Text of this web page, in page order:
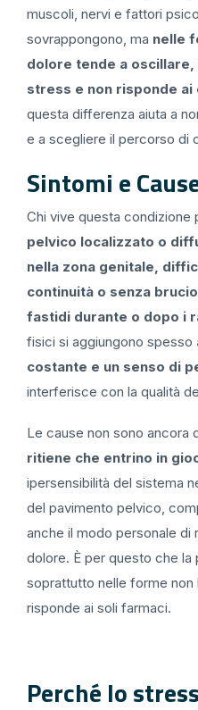
muscoli, nervi e fattori
sovrappongono, ma nelle
dolore tende a
stress e non risponde ai
questa differenza aiuta a
e a scegliere il percorso di
Sintomi e
Chi vive questa condizione
pelvico localizzato o
nella zona genitale,
continuità o senza
fastidi durante o dopo i
fisici si aggiungono spesso
costante e un senso di
interferisce con la qualità
Le cause non sono ancora
ritiene che entrino in
ipersensibilità del sistema
del pavimento pelvico,
anche il modo personale di
dolore. È per questo che
soprattutto nelle forme
risponde ai soli farmaci.
Perché lo